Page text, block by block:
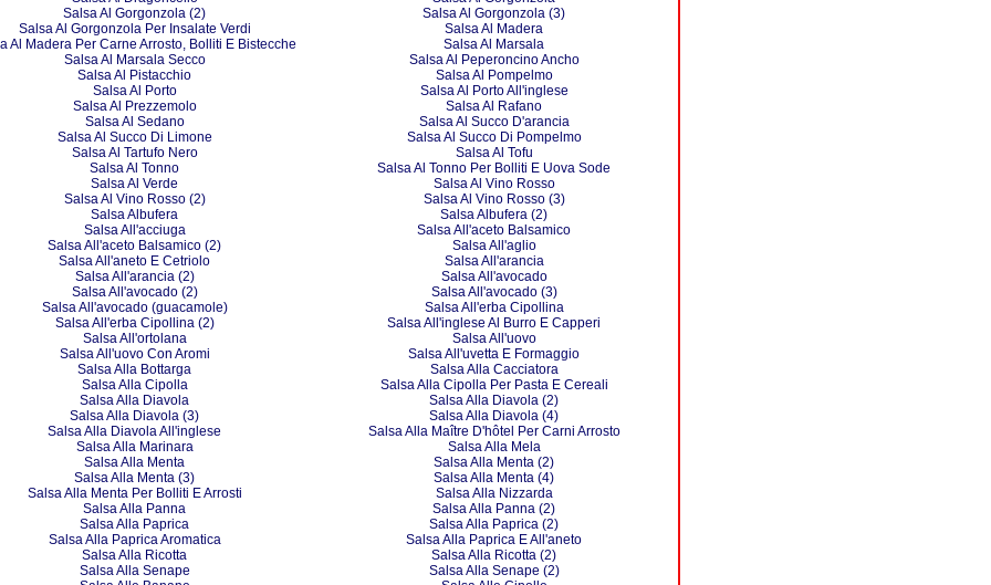
Salsa Al Gorgonzola (2)
Salsa Al Gorgonzola (3)
Salsa Al Gorgonzola Per Insalate Verdi
Salsa Al Madera
Al Madera Per Carne Arrosto, Bolliti E Bistecche
Salsa Al Marsala
Salsa Al Marsala Secco
Salsa Al Peperoncino Ancho
Salsa Al Pistacchio
Salsa Al Pompelmo
Salsa Al Porto
Salsa Al Porto All'inglese
Salsa Al Prezzemolo
Salsa Al Rafano
Salsa Al Sedano
Salsa Al Succo D'arancia
Salsa Al Succo Di Limone
Salsa Al Succo Di Pompelmo
Salsa Al Tartufo Nero
Salsa Al Tofu
Salsa Al Tonno
Salsa Al Tonno Per Bolliti E Uova Sode
Salsa Al Verde
Salsa Al Vino Rosso
Salsa Al Vino Rosso (2)
Salsa Al Vino Rosso (3)
Salsa Albufera
Salsa Albufera (2)
Salsa All'acciuga
Salsa All'aceto Balsamico
Salsa All'aceto Balsamico (2)
Salsa All'aglio
Salsa All'aneto E Cetriolo
Salsa All'arancia
Salsa All'arancia (2)
Salsa All'avocado
Salsa All'avocado (2)
Salsa All'avocado (3)
Salsa All'avocado (guacamole)
Salsa All'erba Cipollina
Salsa All'erba Cipollina (2)
Salsa All'inglese Al Burro E Capperi
Salsa All'ortolana
Salsa All'uovo
Salsa All'uovo Con Aromi
Salsa All'uvetta E Formaggio
Salsa Alla Bottarga
Salsa Alla Cacciatora
Salsa Alla Cipolla
Salsa Alla Cipolla Per Pasta E Cereali
Salsa Alla Diavola
Salsa Alla Diavola (2)
Salsa Alla Diavola (3)
Salsa Alla Diavola (4)
Salsa Alla Diavola All'inglese
Salsa Alla Maître D'hôtel Per Carni Arrosto
Salsa Alla Marinara
Salsa Alla Mela
Salsa Alla Menta
Salsa Alla Menta (2)
Salsa Alla Menta (3)
Salsa Alla Menta (4)
Salsa Alla Menta Per Bolliti E Arrosti
Salsa Alla Nizzarda
Salsa Alla Panna
Salsa Alla Panna (2)
Salsa Alla Paprica
Salsa Alla Paprica (2)
Salsa Alla Paprica Aromatica
Salsa Alla Paprica E All'aneto
Salsa Alla Ricotta
Salsa Alla Ricotta (2)
Salsa Alla Senape
Salsa Alla Senape (2)